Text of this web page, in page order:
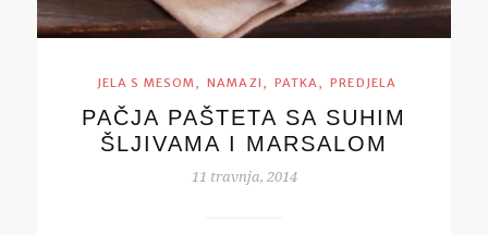
JELA S MESOM, NAMAZI , PATKA, PREDJELA
PAČJA PAŠTETA SA SUHIM
ŠLJIVAMA I MARSALOM
11 travnja, 2014